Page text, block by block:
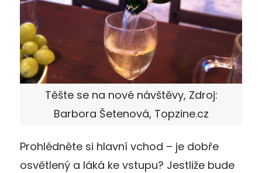
Těšte se na nové návštěvy, Zdroj:
Barbora Šetenová, Topzine.cz
Prohlédněte si hlavní vchod – je dobře
osvětlený a láká ke vstupu? Jestliže bude